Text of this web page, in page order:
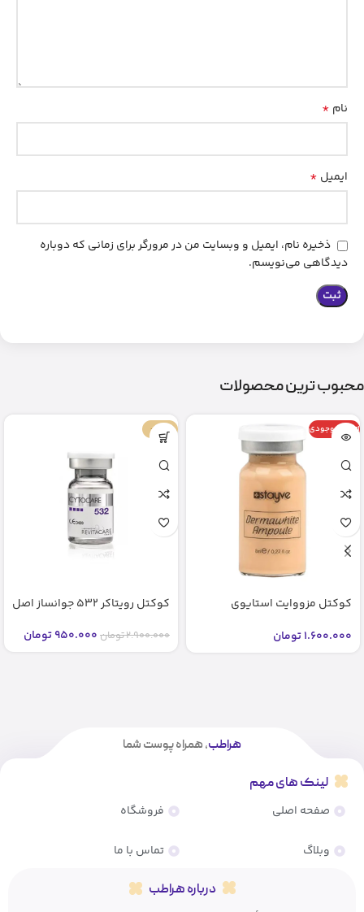
نام *
ایمیل *
ذخیره نام، ایمیل و وبسایت من در مرورگر برای زمانی که دوباره
دیدگاهی می‌نویسم.
محبوب ترین محصولات
اتمام موجودی
کوکتل مزووایت استایوی
1.600.000تومان
-67%
کوکتل رویتاکر 532 جوانساز اصل
2.900.000تومان 950.000تومان
هراطب، همراه پوست شما
لینک های مهم
صفحه اصلی
وبلاگ
فروشگاه
تماس با ما
درباره هراطب